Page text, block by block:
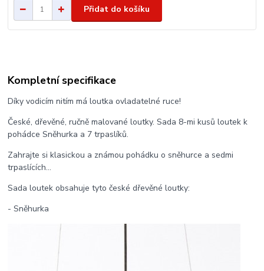
Přidat do košíku
Kompletní specifikace
Díky vodicím nitím má loutka ovladatelné ruce!
České, dřevěné, ručně malované loutky. Sada 8-mi kusů loutek k
pohádce Sněhurka a 7 trpaslíků.
Zahrajte si klasickou a známou pohádku o sněhurce a sedmi
trpaslících...
Sada loutek obsahuje tyto české dřevěné loutky:
- Sněhurka